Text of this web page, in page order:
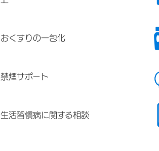
おくすりの一包化
禁煙サポート
生活習慣病に関する相談